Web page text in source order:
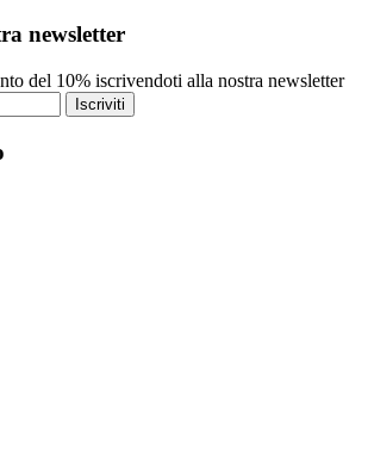
newsletter
del 10% iscrivendoti alla nostra newsletter
Iscriviti